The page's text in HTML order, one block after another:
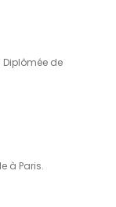
Diplômée de
à Paris.